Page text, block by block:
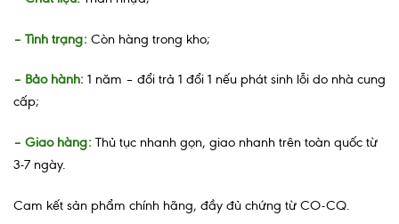
– Tình trạng: Còn hàng trong kho;
– Bảo hành: 1 năm – đổi trả 1 đổi 1 nếu phát sinh lỗi do nhà cung
cấp;
– Giao hàng: Thủ tục nhanh gọn, giao nhanh trên toàn quốc từ
3-7 ngày.
Cam kết sản phẩm chính hãng, đầy đủ chứng từ CO-CQ.